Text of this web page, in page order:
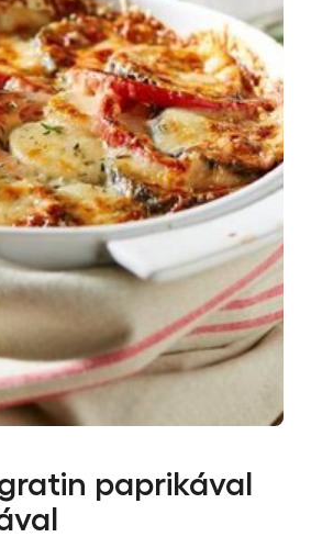
paprikával